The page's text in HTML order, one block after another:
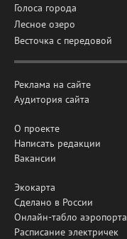
Голоса города
Лесное озеро
Весточка с передовой
Реклама на сайте
Аудитория сайта
О проекте
Написать редакции
Вакансии
Экокарта
Сделано в России
Онлайн-табло аэропорта
Расписание электричек